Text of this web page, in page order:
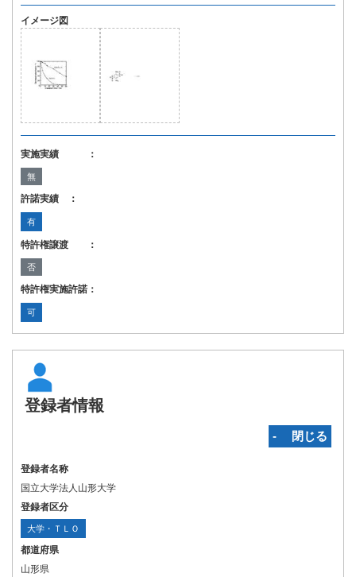
イメージ図
実施実績 ：
無
許諾実績 ：
有
特許権譲渡 ：
否
特許権実施許諾：
可
登録者情報
‐ 閉じる
登録者名称
国立大学法人山形大学
登録者区分
大学・ＴＬＯ
都道府県
山形県